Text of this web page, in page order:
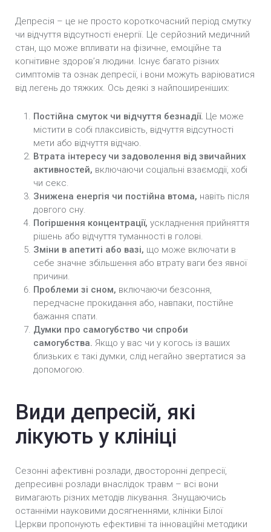
Депресія – це не просто короткочасний період смутку
чи відчуття відсутності енергії. Це серйозний медичний
стан, що може впливати на фізичне, емоційне та
когнітивне здоров’я людини. Існує багато різних
симптомів та ознак депресії, і вони можуть варіюватися
від легень до тяжких. Ось деякі з найпоширеніших:
Постійна смуток чи відчуття безнадії. Це може
містити в собі плаксивість, відчуття відсутності
мети або відчуття відчаю.
Втрата інтересу чи задоволення від звичайних
активностей, включаючи соціальні взаємодії, хобі
чи секс.
Знижена енергія чи постійна втома, навіть після
довгого сну.
Погіршення концентрації, ускладнення прийняття
рішень або відчуття туманності в голові.
Зміни в апетиті або вазі, що може включати в
себе значне збільшення або втрату ваги без явної
причини.
Проблеми зі сном, включаючи безсоння,
передчасне прокидання або, навпаки, постійне
бажання спати.
Думки про самогубство чи спроби
самогубства. Якщо у вас чи у когось із ваших
близьких є такі думки, слід негайно звертатися за
допомогою.
Види депресій, які
лікують у клініці
Сезонні афективні розлади, двосторонні депресії,
депресивні розлади внаслідок травм – всі вони
вимагають різних методів лікування. Знущаючись
останніми науковими досягненнями, клініки Білої
Церкви пропонують ефективні та інноваційні методики